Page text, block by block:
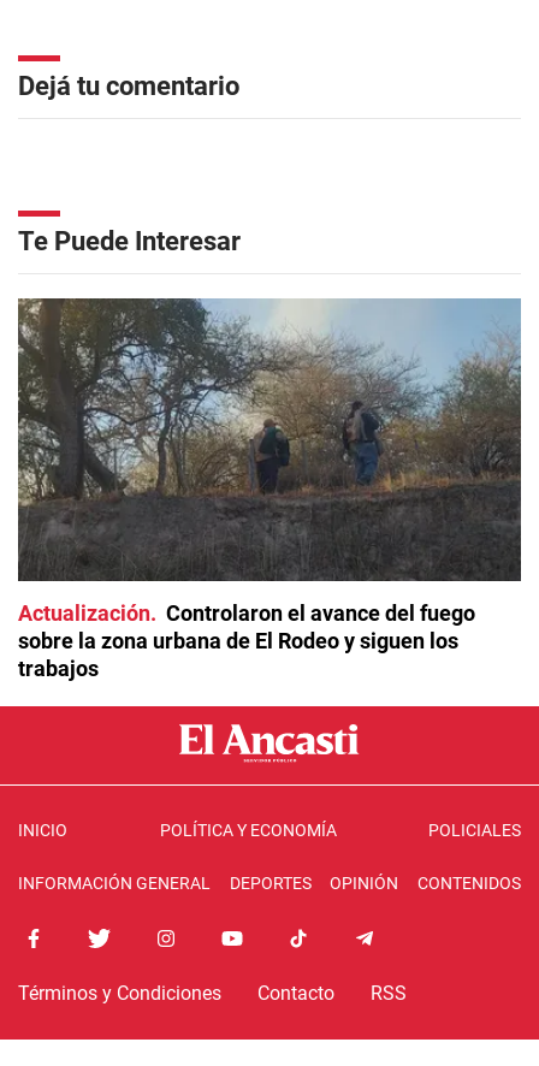
Dejá tu comentario
Te Puede Interesar
Actualización
Controlaron el avance del fuego
sobre la zona urbana de El Rodeo y siguen los
trabajos
INICIO POLÍTICA Y ECONOMÍA POLICIALES
INFORMACIÓN GENERAL DEPORTES OPINIÓN CONTENIDOS
Términos y Condiciones Contacto RSS